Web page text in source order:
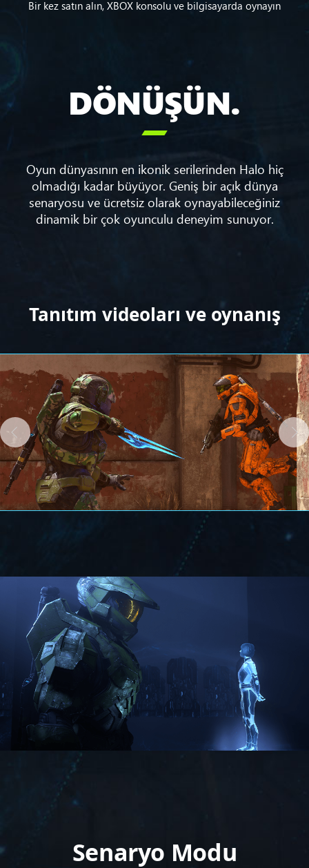
Bir kez satın alın, XBOX konsolu ve bilgisayarda oynayın
DÖNÜŞÜN.

Oyun dünyasının en ikonik serilerinden Halo hiç
olmadığı kadar büyüyor. Geniş bir açık dünya
senaryosu ve ücretsiz olarak oynayabileceğiniz
dinamik bir çok oyunculu deneyim sunuyor.
Tanıtım videoları ve oynanış
Senaryo Modu